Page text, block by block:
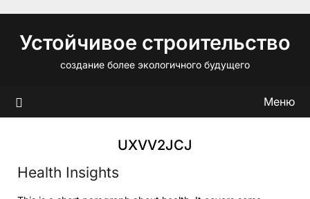
содержимому
Устойчивое строительство
создание более экологичного будущего
Меню
UXVV2JCJ
Health Insights